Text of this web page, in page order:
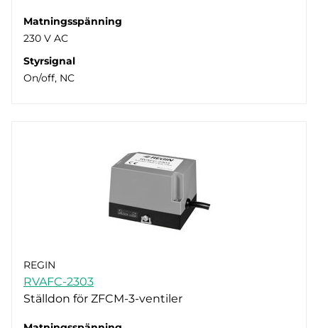
Matningsspänning
230 V AC
Styrsignal
On/off, NC
REGIN
RVAFC-2303
Ställdon för ZFCM-3-ventiler